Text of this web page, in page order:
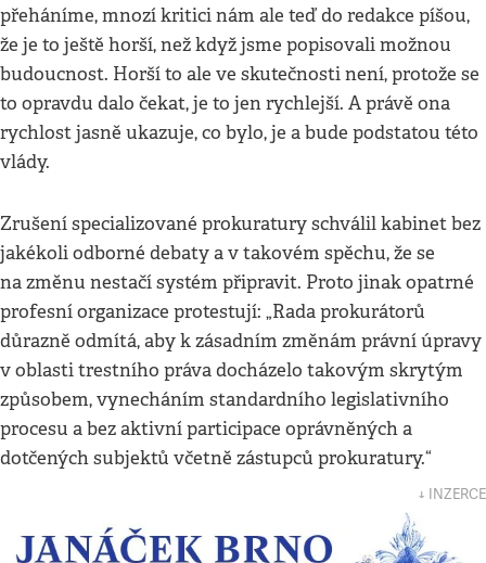
přeháníme, mnozí kritici nám ale teď do redakce píšou,
že je to ještě horší, než když jsme popisovali možnou
budoucnost. Horší to ale ve skutečnosti není, protože se
to opravdu dalo čekat, je to jen rychlejší. A právě ona
rychlost jasně ukazuje, co bylo, je a bude podstatou této
vlády.
Zrušení specializované prokuratury schválil kabinet bez
jakékoli odborné debaty a v takovém spěchu, že se
na změnu nestačí systém připravit. Proto jinak opatrné
profesní organizace protestují: „Rada prokurátorů
důrazně odmítá, aby k zásadním změnám právní úpravy
v oblasti trestního práva docházelo takovým skrytým
způsobem, vynecháním standardního legislativního
procesu a bez aktivní participace oprávněných a
dotčených subjektů včetně zástupců prokuratury.“
↓ INZERCE